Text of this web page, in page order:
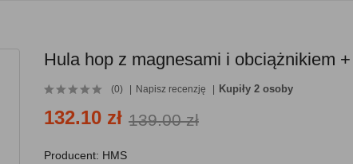
Hula hop z magnesami i obciążnikiem
(0) Napisz recenzję Kupiły 2 osoby
132.10 zł 139.00 zł
Producent: HMS